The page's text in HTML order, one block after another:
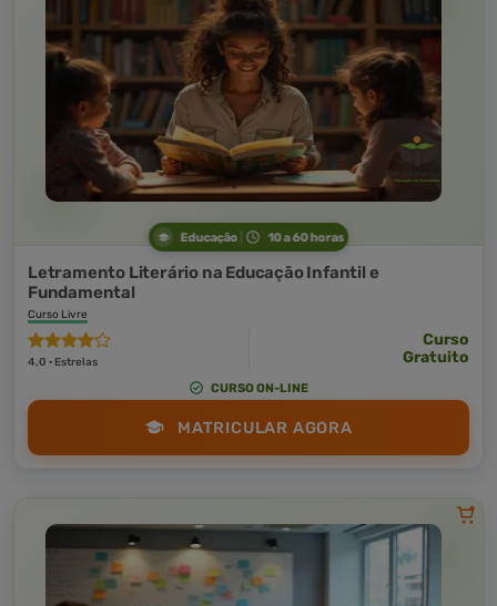
Educação 10 a 60 horas
Letramento Literário na Educação Infantil e
Fundamental
Curso Livre
4,0 · Estrelas
Curso
Gratuito
CURSO ON-LINE
MATRICULAR AGORA